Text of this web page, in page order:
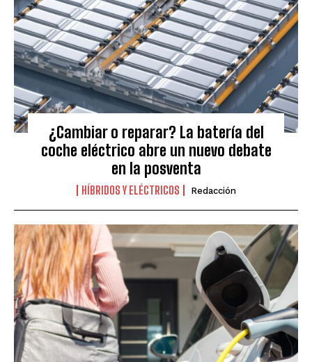
¿Cambiar o reparar? La batería del
coche eléctrico abre un nuevo debate
en la posventa
HÍBRIDOS Y ELÉCTRICOS Redacción